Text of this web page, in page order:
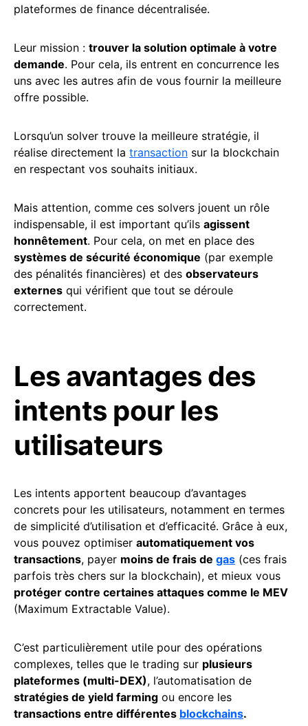
plateformes de finance décentralisée.
Leur mission : trouver la solution optimale à votre
demande. Pour cela, ils entrent en concurrence les
uns avec les autres afin de vous fournir la meilleure
offre possible.
Lorsqu’un solver trouve la meilleure stratégie, il
réalise directement la transaction sur la blockchain
en respectant vos souhaits initiaux.
Mais attention, comme ces solvers jouent un rôle
indispensable, il est important qu’ils agissent
honnêtement. Pour cela, on met en place des
systèmes de sécurité économique (par exemple
des pénalités financières) et des observateurs
externes qui vérifient que tout se déroule
correctement.
Les avantages des
intents pour les
utilisateurs
Les intents apportent beaucoup d’avantages
concrets pour les utilisateurs, notamment en termes
de simplicité d’utilisation et d’efficacité. Grâce à eux,
vous pouvez optimiser automatiquement vos
transactions, payer moins de frais de gas (ces frais
parfois très chers sur la blockchain), et mieux vous
protéger contre certaines attaques comme le MEV
(Maximum Extractable Value).
C’est particulièrement utile pour des opérations
complexes, telles que le trading sur plusieurs
plateformes (multi-DEX), l’automatisation de
stratégies de yield farming ou encore les
transactions entre différentes blockchains.